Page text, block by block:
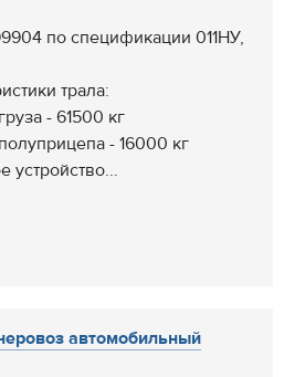
по спецификации 011НУ,
трала:
- 61500 кг
- 16000 кг
устройство...
автомобильный